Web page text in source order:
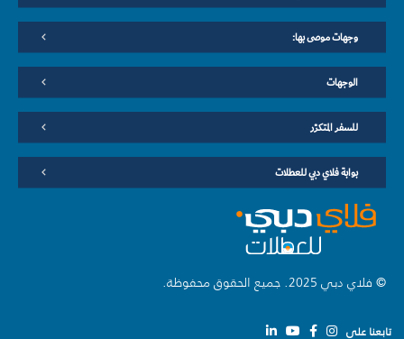
وجهات موصى بها:
الوجهات
للسفر المتكرّر
بوابة فلاي دبي للعطلات
© فلاي دبي 2025. جميع الحقوق محفوظة.
تابعنا على